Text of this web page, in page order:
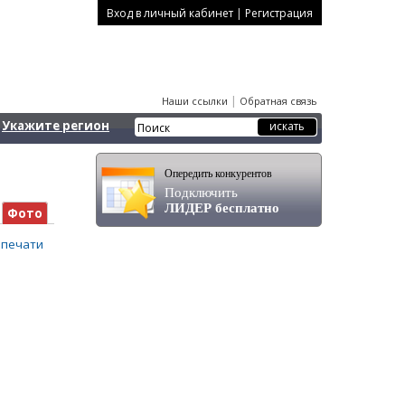
Вход в личный кабинет | Регистрация
Наши ссылки | Обратная связь
Укажите регион
Фото
Опередить конкурентов
Подключить
ЛИДЕР бесплатно